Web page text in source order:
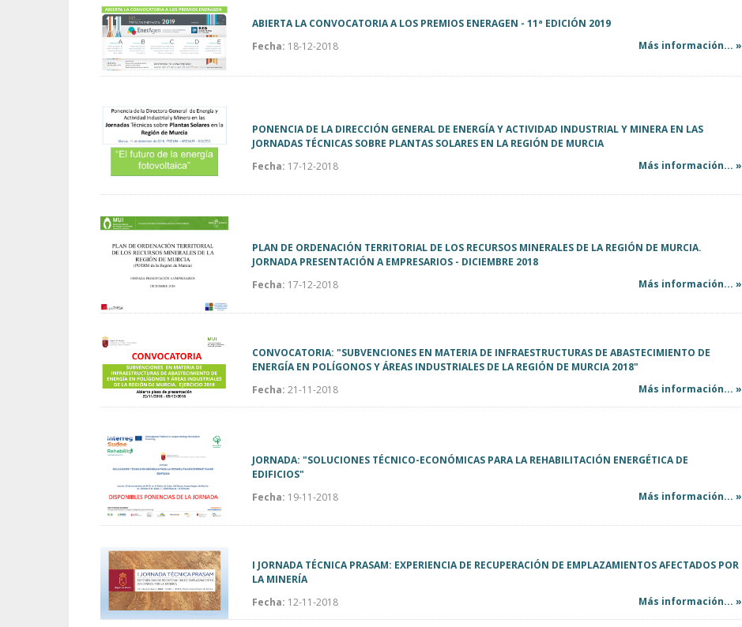
ABIERTA LA CONVOCATORIA A LOS PREMIOS ENERAGEN - 11ª EDICIÓN 2019
Fecha: 18-12-2018 Más información... »
PONENCIA DE LA DIRECCIÓN GENERAL DE ENERGÍA Y ACTIVIDAD INDUSTRIAL Y MINERA EN LAS
JORNADAS TÉCNICAS SOBRE PLANTAS SOLARES EN LA REGIÓN DE MURCIA
Fecha: 17-12-2018 Más información... »
PLAN DE ORDENACIÓN TERRITORIAL DE LOS RECURSOS MINERALES DE LA REGIÓN DE MURCIA.
JORNADA PRESENTACIÓN A EMPRESARIOS - DICIEMBRE 2018
Fecha: 17-12-2018 Más información... »
CONVOCATORIA: "SUBVENCIONES EN MATERIA DE INFRAESTRUCTURAS DE ABASTECIMIENTO DE
ENERGÍA EN POLÍGONOS Y ÁREAS INDUSTRIALES DE LA REGIÓN DE MURCIA 2018"
Fecha: 21-11-2018 Más información... »
JORNADA: "SOLUCIONES TÉCNICO-ECONÓMICAS PARA LA REHABILITACIÓN ENERGÉTICA DE
EDIFICIOS"
Fecha: 19-11-2018 Más información... »
I JORNADA TÉCNICA PRASAM: EXPERIENCIA DE RECUPERACIÓN DE EMPLAZAMIENTOS AFECTADOS POR
LA MINERÍA
Fecha: 12-11-2018 Más información... »